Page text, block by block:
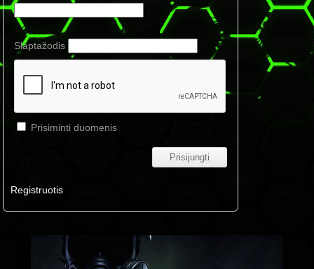
Slaptažodis
Prisiminti duomenis
Registruotis